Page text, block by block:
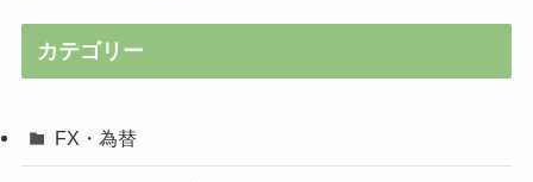
カテゴリー
FX・為替